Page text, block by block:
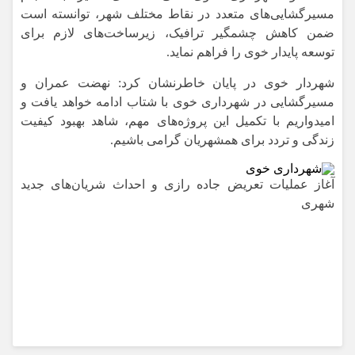
مسیرگشایی‌های متعدد در نقاط مختلف شهر، توانسته است
ضمن کاهش چشمگیر ترافیک، زیرساخت‌های لازم برای
توسعه پایدار خوی را فراهم نماید.
شهردار خوی در پایان خاطرنشان کرد: نهضت عمران و
مسیرگشایی در شهرداری خوی با شتاب ادامه خواهد یافت و
امیدواریم با تکمیل این پروژه‌های مهم، شاهد بهبود کیفیت
زندگی و تردد برای همشهریان گرامی باشیم.
آغاز عملیات تعریض جاده رازی و احداث شریان‌های جدید
شهری